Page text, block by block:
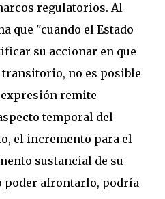
regulatorios. Al
que "cuando el Estado
su accionar en que
no es posible
remite
temporal del
el incremento para el
sustancial de su
poder afrontarlo, podría